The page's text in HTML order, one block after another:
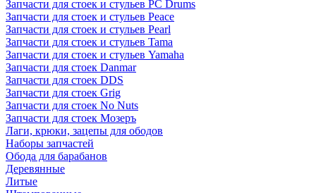
Запчасти для стоек и стульев PC Drums
Запчасти для стоек и стульев Peace
Запчасти для стоек и стульев Pearl
Запчасти для стоек и стульев Tama
Запчасти для стоек и стульев Yamaha
Запчасти для стоек Danmar
Запчасти для стоек DDS
Запчасти для стоек Grig
Запчасти для стоек No Nuts
Запчасти для стоек Мозеръ
Лаги, крюки, зацепы для ободов
Наборы запчастей
Обода для барабанов
Деревянные
Литые